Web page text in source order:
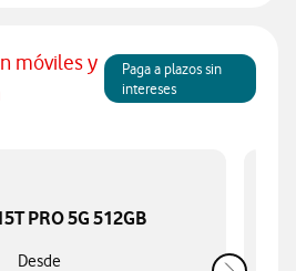
móviles y
Paga a plazos sin
intereses
PRO 5G 512GB
Desde